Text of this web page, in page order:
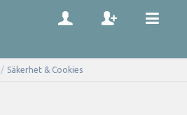
/ Säkerhet & Cookies